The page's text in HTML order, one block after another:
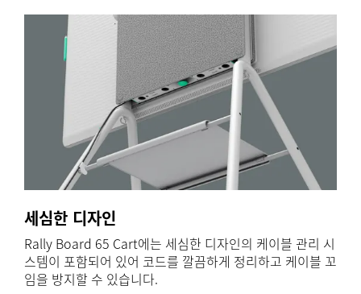
세심한 디자인
Rally Board 65 Cart에는 세심한 디자인의 케이블 관리 시
스템이 포함되어 있어 코드를 깔끔하게 정리하고 케이블 꼬
임을 방지할 수 있습니다.